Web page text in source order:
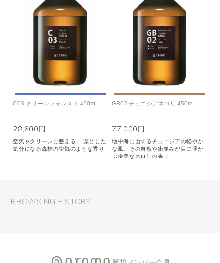
C03 クリーンフォレスト 450ml
28,600円
空気をクリーンに整える、 凛とした
気分になる森林の空気のような香り
GB02 チュニジアネロリ 450ml
77,000円
地中海に面するチュニジアの軽やか
な風、その自然や街並みが目に浮か
ぶ優美なネロリの香り
BROWSING HISTORY